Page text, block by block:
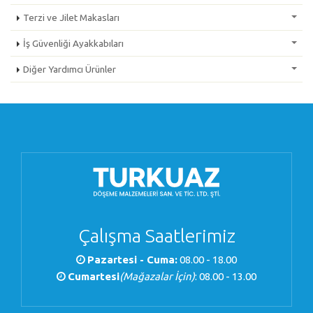
Terzi ve Jilet Makasları
İş Güvenliği Ayakkabıları
Diğer Yardımcı Ürünler
Çalışma Saatlerimiz
Pazartesi - Cuma:08.00 - 18.00
Cumartesi(Mağazalar İçin): 08.00 - 13.00